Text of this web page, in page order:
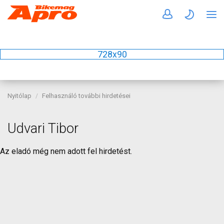
728x90
Nyitólap Felhasználó további hirdetései
Udvari Tibor
Az eladó még nem adott fel hirdetést.